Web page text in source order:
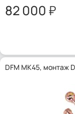
82 000
DFM МК45, монтаж